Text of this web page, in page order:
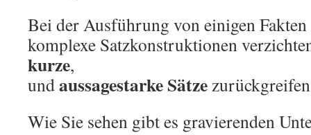
Bei der Ausführung von einigen
komplexe Satzkonstruktionen
kurze,
undaussagestarke Sätze
Wie Sie sehen gibt es gravierenden